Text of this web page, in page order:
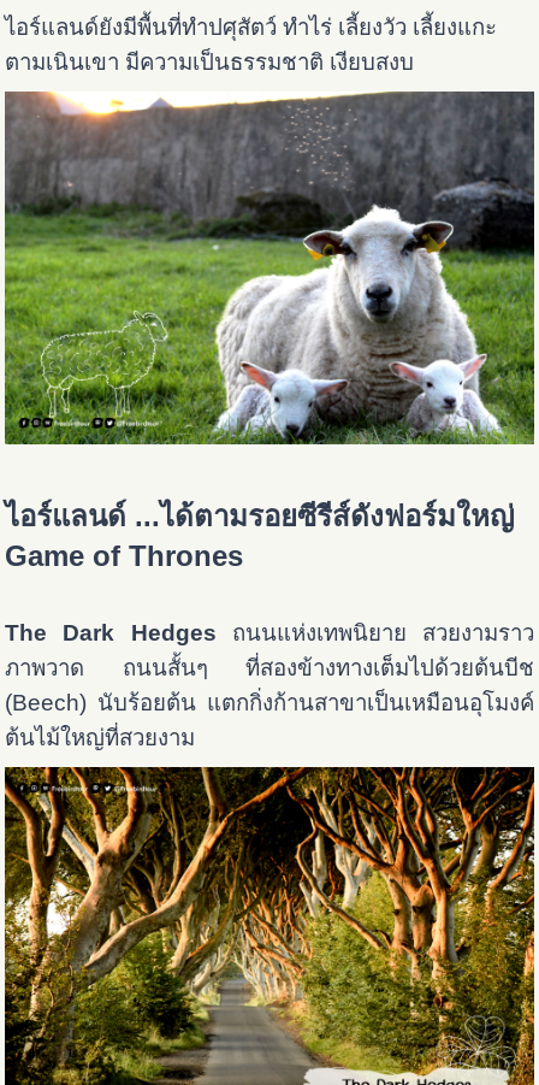
ไอร์แลนด์ยังมีพื้นที่ทำปศุสัตว์ ทำไร่ เลี้ยงวัว เลี้ยงแกะ
ตามเนินเขา มีความเป็นธรรมชาติ เงียบสงบ
ไอร์แลนด์ ...ได้ตามรอยซีรีส์ดังฟอร์มใหญ่
Game of Thrones
The Dark Hedges ถนนแห่งเทพนิยาย สวยงามราว
ภาพวาด ถนนสั้นๆ ที่สองข้างทางเต็มไปด้วยต้นบีช
(Beech) นับร้อยต้น แตกกิ่งก้านสาขาเป็นเหมือนอุโมงค์
ต้นไม้ใหญ่ที่สวยงาม